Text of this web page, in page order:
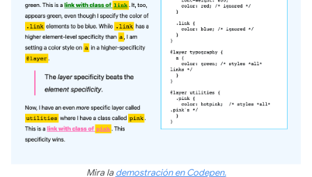
Mira lademostración en Codepen.